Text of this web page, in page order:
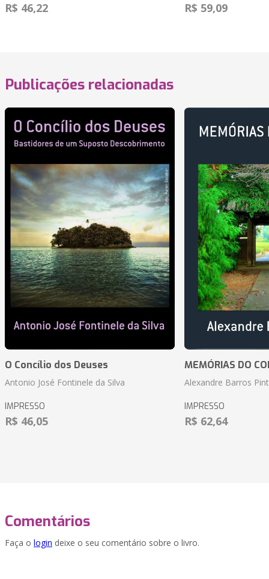
R$ 46,22 R$ 59,09
Publicações relacionadas
O Concílio dos Deuses
Antonio José Fontinele da Silva
IMPRESSO
R$ 46,05
MEMÓRIAS DO
Alexandre Barros
IMPRESSO
R$ 62,64
Comentários
Faça o login deixe o seu comentário sobre o livro.